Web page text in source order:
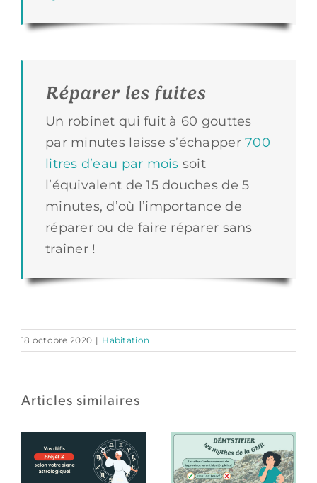
Réparer les fuites
Un robinet qui fuit à 60 gouttes
par minutes laisse s’échapper700
litres d’eau par mois soit
l’équivalent de 15 douches de 5
minutes, d’où l’importance de
réparer ou de faire réparer sans
traîner !
18 octobre 2020 | Habitation
Articles similaires